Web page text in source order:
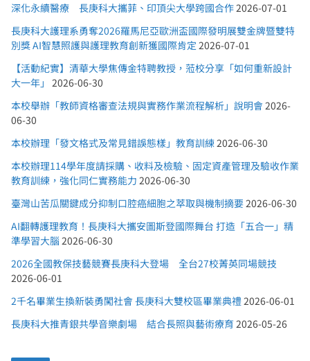
深化永續醫療 長庚科大攜菲、印頂尖大學跨國合作2026-07-01
長庚科大護理系勇奪2026羅馬尼亞歐洲盃國際發明展雙金牌暨雙特
別獎 AI智慧照護與護理教育創新獲國際肯定 2026-07-01
【活動紀實】清華大學焦傳金特聘教授，蒞校分享「如何重新設計
大一年」 2026-06-30
本校舉辦「教師資格審查法規與實務作業流程解析」說明會2026-
06-30
本校辦理「發文格式及常見錯誤態樣」教育訓練2026-06-30
本校辦理114學年度請採購、收料及檢驗、固定資產管理及驗收作業
教育訓練，強化同仁實務能力 2026-06-30
臺灣山苦瓜關鍵成分抑制口腔癌細胞之萃取與機制摘要2026-06-30
AI翻轉護理教育！長庚科大攜安圖斯登國際舞台 打造「五合一」精
準學習大腦 2026-06-30
2026全國教保技藝競賽長庚科大登場 全台27校菁英同場競技
2026-06-01
2千名畢業生換新裝勇闖社會 長庚科大雙校區畢業典禮2026-06-01
長庚科大推青銀共學音樂劇場 結合長照與藝術療育 2026-05-26